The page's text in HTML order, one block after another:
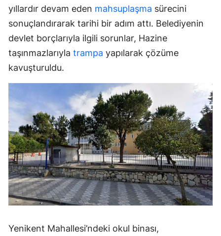
yıllardır devam eden mahsuplaşma sürecini
sonuçlandırarak tarihi bir adım attı. Belediyenin
devlet borçlarıyla ilgili sorunlar, Hazine
taşınmazlarıyla trampa yapılarak çözüme
kavuşturuldu.
Yenikent Mahallesi’ndeki okul binası,